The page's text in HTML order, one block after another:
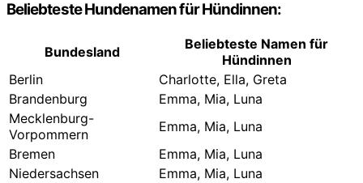
Beliebteste Hundenamen für Hündinnen:
Bundesland
Beliebteste Namen für
Hündinnen
Berlin
Charlotte, Ella, Greta
Brandenburg
Emma, Mia, Luna
Mecklenburg-
Vorpommern
Emma, Mia, Luna
Bremen
Emma, Mia, Luna
Niedersachsen
Emma, Mia, Luna